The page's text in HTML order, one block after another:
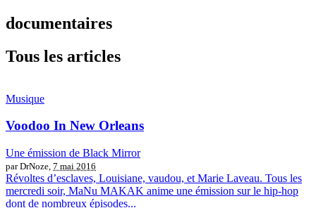
documentaires
Tous les articles
Musique
Voodoo In New Orleans
Une émission de Black Mirror
par DrNoze, 7 mai 2016
Révoltes d’esclaves, Louisiane, vaudou, et Marie Laveau. Tous les
mercredi soir, MaNu MAKAK anime une émission sur le hip-hop
dont de nombreux épisodes...